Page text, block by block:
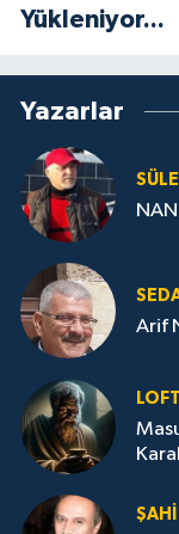
Yükleniyor...
Yazarlar
Arif